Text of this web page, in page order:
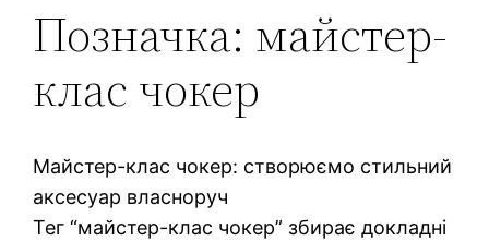
Позначка: майстер-
клас чокер
Майстер-клас чокер: створюємо стильний
аксесуар власноруч
Тег “майстер-клас чокер” збирає докладні